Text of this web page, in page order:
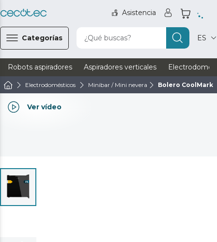
Asistencia
Categorías ¿Qué buscas? ES
Robots aspiradores Aspiradores verticales
Electrodomésticos Minibar / Mini nevera Bolero
Ver vídeo